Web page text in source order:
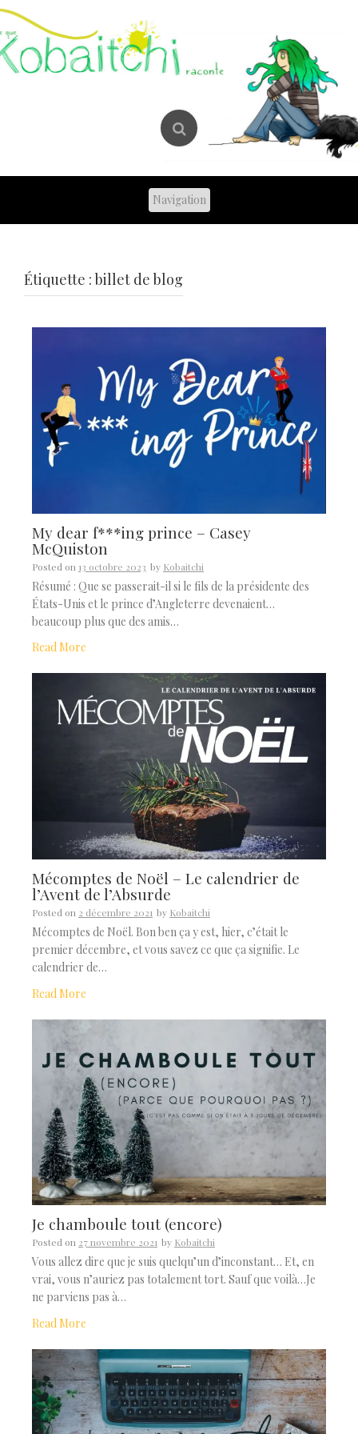
Skip
content
Étiquette :billet de blog
My dear f***ing prince – Casey
McQuiston
Posted on 13 octobre 2023 by Kobaitchi
Résumé : Que se passerait-il si le fils de la présidente des
États-Unis et le prince d’Angleterre devenaient…
beaucoup plus que des amis…
Read More
Mécomptes de Noël – Le calendrier de
l’Avent de l’Absurde
Posted on 2 décembre 2021 by Kobaitchi
Mécomptes de Noël. Bon ben ça y est, hier, c’était le
premier décembre, et vous savez ce que ça signifie. Le
calendrier de…
Read More
Je chamboule tout (encore)
Posted on 27 novembre 2021 by Kobaitchi
Vous allez dire que je suis quelqu’un d’inconstant… Et, en
vrai, vous n’auriez pas totalement tort. Sauf que voilà…Je
ne parviens pas à…
Read More